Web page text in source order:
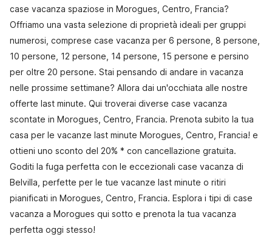
case vacanza spaziose in Morogues, Centro, Francia?
Offriamo una vasta selezione di proprietà ideali per gruppi
numerosi, comprese case vacanza per 6 persone, 8 persone,
10 persone, 12 persone, 14 persone, 15 persone e persino
per oltre 20 persone. Stai pensando di andare in vacanza
nelle prossime settimane? Allora dai un'occhiata alle nostre
offerte last minute. Qui troverai diverse case vacanza
scontate in Morogues, Centro, Francia. Prenota subito la tua
casa per le vacanze last minute Morogues, Centro, Francia! e
ottieni uno sconto del 20% * con cancellazione gratuita.
Goditi la fuga perfetta con le eccezionali case vacanza di
Belvilla, perfette per le tue vacanze last minute o ritiri
pianificati in Morogues, Centro, Francia. Esplora i tipi di case
vacanza a Morogues qui sotto e prenota la tua vacanza
perfetta oggi stesso!